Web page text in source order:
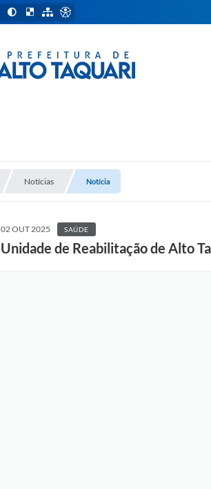
Notícias Notícia
02 OUT 2025 SAÚDE
Unidade de Reabilitação de Alto